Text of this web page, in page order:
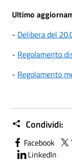
Ultimo
- Delibera del
- Regolamento
- Regolamento
Condividi:
Facebook
LinkedIn